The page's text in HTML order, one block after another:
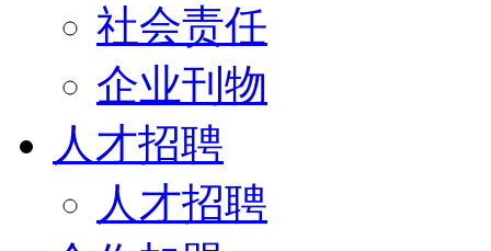
社会责任
企业刊物
人才招聘
人才招聘